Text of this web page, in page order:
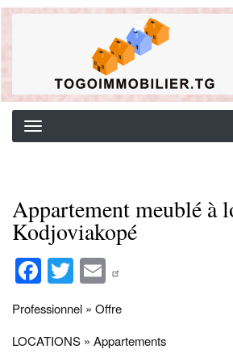
Aller
Background image for header
Appartement meublé à
Kodjoviakopé
Fa
ce
bo
ok
T
wi
tte
r
E
ail
Professionnel » Offre
LOCATIONS » Appartements